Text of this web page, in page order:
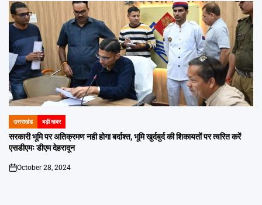
POSTED
IN
उत्तराखंड बड़ी खबर
सरकारी भूमि पर अतिक्रमण नही होगा बर्दाश्त, भूमि खुर्दबुर्द की शिकायतों पर त्वरित करें
एसडीएमः डीएम देहरादून
on
October 28, 2024